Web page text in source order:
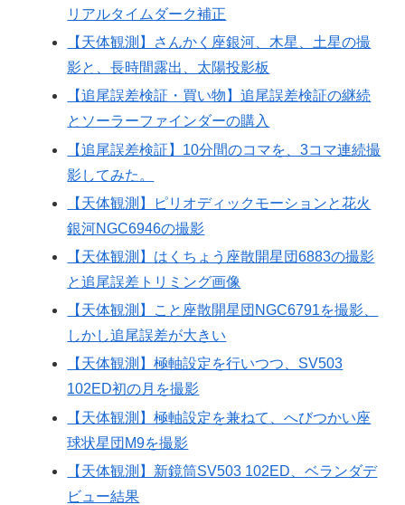
リアルタイムダーク補正
【天体観測】さんかく座銀河、木星、土星の撮
影と、長時間露出、太陽投影板
【追尾誤差検証・買い物】追尾誤差検証の継続
とソーラーファインダーの購入
【追尾誤差検証】10分間のコマを、3コマ連続撮
影してみた。
【天体観測】ピリオディックモーションと花火
銀河NGC6946の撮影
【天体観測】はくちょう座散開星団6883の撮影
と追尾誤差トリミング画像
【天体観測】こと座散開星団NGC6791を撮影、
しかし追尾誤差が大きい
【天体観測】極軸設定を行いつつ、SV503
102ED初の月を撮影
【天体観測】極軸設定を兼ねて、へびつかい座
球状星団M9を撮影
【天体観測】新鏡筒SV503 102ED、ベランダデ
ビュー結果